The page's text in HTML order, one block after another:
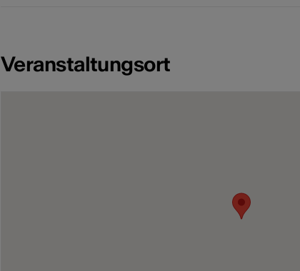
Veranstaltungsort